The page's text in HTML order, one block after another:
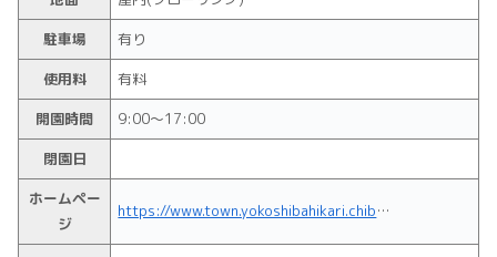
駐車場
有り
使用料
有料
開園時間
9:00～17:00
閉園日
ホームペー
ジ
https://www.town.yokoshibahikari.chiba.jp/soshiki/14/1053.html